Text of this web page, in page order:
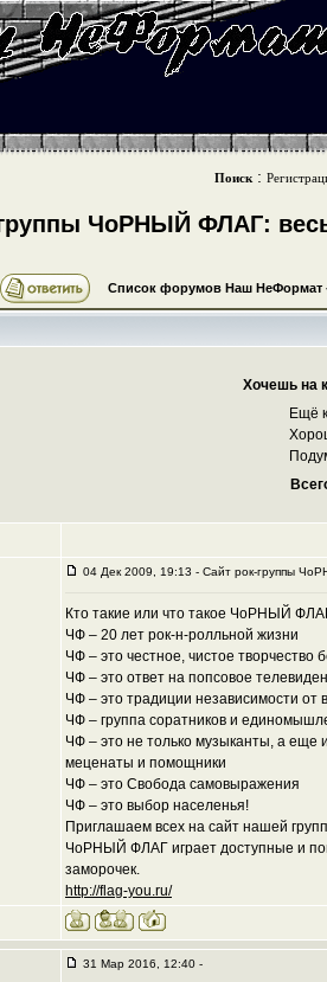
Поиск :
ЧоРНЫЙ ФЛАГ:
Список форумов Наш НеФормат
Хочешь на
Ещё
04 Дек 2009, 19:13 - Cайт рок-группы
Кто такие или что такое ЧоРНЫЙ
ЧФ – 20 лет рок-н-ролльной жизни
ЧФ – это честное, чистое творчество
ЧФ – это ответ на попсовое
ЧФ – это традиции независимости
ЧФ – группа соратников и
ЧФ – это не только музыканты, а еще
меценаты и помощники
ЧФ – это Свобода самовыражения
ЧФ – это выбор населенья!
Приглашаем всех на сайт нашей
ЧоРНЫЙ ФЛАГ играет доступные и
заморочек.
http://flag-you.ru/
31 Мар 2016, 12:40 -